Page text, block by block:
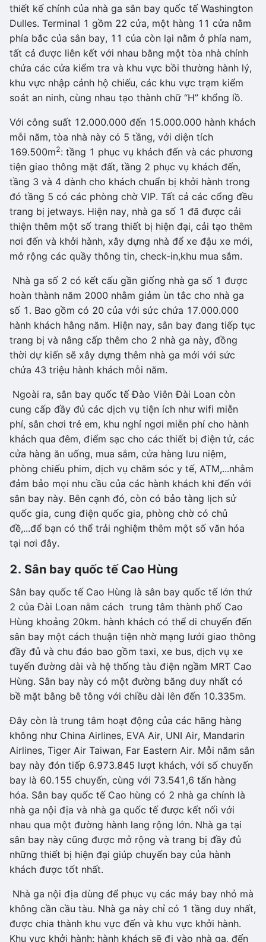
thiết kế chính của nhà ga sân bay quốc tế Washington
Dulles. Terminal 1 gồm 22 cửa, một hàng 11 cửa nằm
phía bắc của sân bay, 11 của còn lại nằm ở phía nam,
tất cả được liên kết với nhau bằng một tòa nhà chính
chứa các cửa kiểm tra và khu vực bồi thường hành lý,
khu vực nhập cảnh hộ chiếu, các khu vực trạm kiểm
soát an ninh, cùng nhau tạo thành chữ “H” khổng lồ.
Với công suất 12.000.000 đến 15.000.000 hành khách
mỗi năm, tòa nhà này có 5 tầng, với diện tích
169.500m2: tầng 1 phục vụ khách đến và các phương
tiện giao thông mặt đất, tầng 2 phục vụ khách đến,
tầng 3 và 4 dành cho khách chuẩn bị khởi hành trong
đó tầng 5 có các phòng chờ VIP. Tất cả các cổng đều
trang bị jetways. Hiện nay, nhà ga số 1 đã được cải
thiện thêm một số trang thiết bị hiện đại, cải tạo thêm
nơi đến và khởi hành, xây dựng nhà để xe đậu xe mới,
mở rộng các quầy thông tin, check-in,khu mua sắm.
Nhà ga số 2 có kết cấu gần giống nhà ga số 1 được
hoàn thành năm 2000 nhằm giảm ùn tắc cho nhà ga
số 1. Bao gồm có 20 của với sức chứa 17.000.000
hành khách hằng năm. Hiện nay, sân bay đang tiếp tục
trang bị và nâng cấp thêm cho 2 nhà ga này, đồng
thời dự kiến sẽ xây dựng thêm nhà ga mới với sức
chứa 43 triệu hành khách mỗi năm.
Ngoài ra, sân bay quốc tế Đào Viên Đài Loan còn
cung cấp đầy đủ các dịch vụ tiện ích như wifi miễn
phí, sân chơi trẻ em, khu nghỉ ngơi miễn phí cho hành
khách qua đêm, điểm sạc cho các thiết bị điện tử, các
cửa hàng ăn uống, mua sắm, cửa hàng lưu niệm,
phòng chiếu phim, dịch vụ chăm sóc y tế, ATM,...nhằm
đảm bảo mọi nhu cầu của các hành khách khi đến với
sân bay này. Bên cạnh đó, còn có bảo tàng lịch sử
quốc gia, cung điện quốc gia, phòng chờ có chủ
đề,...để bạn có thể trải nghiệm thêm một số văn hóa
tại nơi đây.
2. Sân bay quốc tế Cao Hùng
Sân bay quốc tế Cao Hùng là sân bay quốc tế lớn thứ
2 của Đài Loan nằm cách trung tâm thành phố Cao
Hùng khoảng 20km. hành khách có thể di chuyển đến
sân bay một cách thuận tiện nhờ mạng lưới giao thông
đầy đủ và chu đáo bao gồm taxi, xe bus, dịch vụ xe
tuyến đường dài và hệ thống tàu điện ngầm MRT Cao
Hùng. Sân bay này có một đường băng duy nhất có
bề mặt bằng bê tông với chiều dài lên đến 10.335m.
Đây còn là trung tâm hoạt động của các hãng hàng
không như China Airlines, EVA Air, UNI Air, Mandarin
Airlines, Tiger Air Taiwan, Far Eastern Air. Mỗi năm sân
bay này đón tiếp 6.973.845 lượt khách, với số chuyến
bay là 60.155 chuyến, cùng với 73.541,6 tấn hàng
hóa. Sân bay quốc tế Cao hùng có 2 nhà ga chính là
nhà ga nội địa và nhà ga quốc tế được kết nối với
nhau qua một đường hành lang rộng lớn. Nhà ga tại
sân bay này cũng được mở rộng và trang bị đầy đủ
những thiết bị hiện đại giúp chuyến bay của hành
khách được tốt nhất.
Nhà ga nội địa dùng để phục vụ các máy bay nhỏ mà
không cần cầu tàu. Nhà ga này chỉ có 1 tầng duy nhất,
được chia thành khu vực đến và khu vực khởi hành.
Khu vực khởi hành: hành khách sẽ đi vào nhà ga, đến